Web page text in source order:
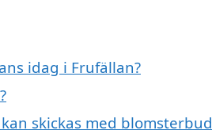
idag i Frufällan?
skickas med